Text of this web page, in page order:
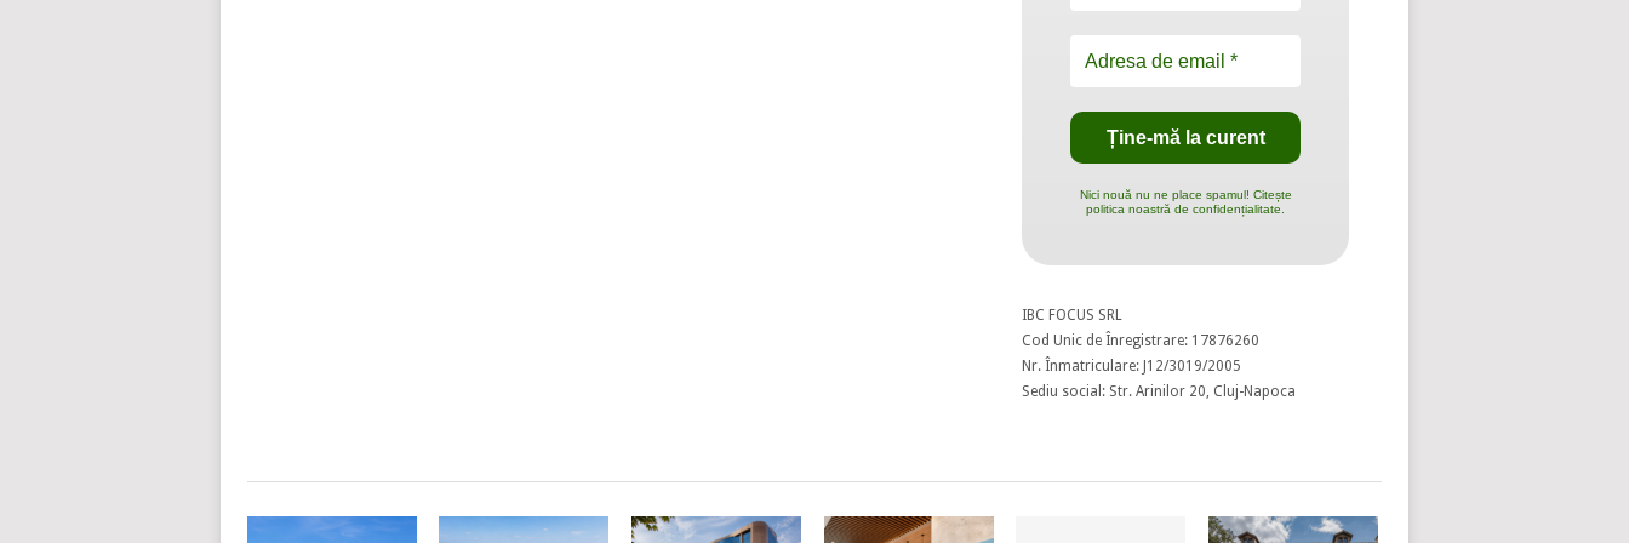
Nici nouă nu ne place spamul! Citește
politica noastră de confidențialitate.
IBC FOCUS SRL
Cod Unic de Înregistrare: 17876260
Nr. Înmatriculare: J12/3019/2005
Sediu social: Str. Arinilor 20, Cluj-Napoca